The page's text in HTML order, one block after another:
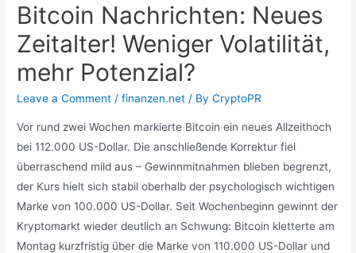
Bitcoin Nachrichten: Neues
Zeitalter! Weniger Volatilität,
mehr Potenzial?
Leave a Comment /finanzen.net / ByCryptoPR
Vor rund zwei Wochen markierte Bitcoin ein neues Allzeithoch
bei 112.000 US-Dollar. Die anschließende Korrektur fiel
überraschend mild aus – Gewinnmitnahmen blieben begrenzt,
der Kurs hielt sich stabil oberhalb der psychologisch wichtigen
Marke von 100.000 US-Dollar. Seit Wochenbeginn gewinnt der
Kryptomarkt wieder deutlich an Schwung: Bitcoin kletterte am
Montag kurzfristig über die Marke von 110.000 US-Dollar und